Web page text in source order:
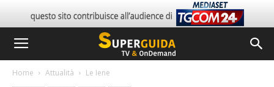
Home Attualità Le Iene